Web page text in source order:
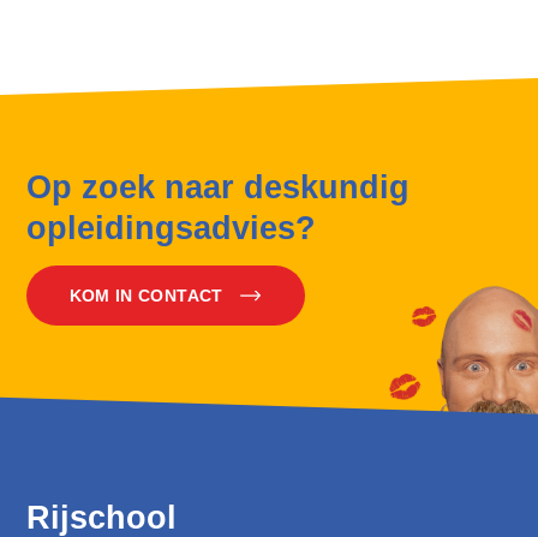
Op zoek naar deskundig
opleidingsadvies?
KOM IN CONTACT
Rijschool